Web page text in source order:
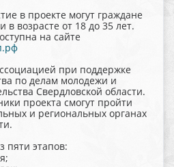
в проекте могут граждане
в возрасте от 18 до 35 лет.
на сайте
при поддержке
по делам молодежи и
Свердловской области.
проекта смогут пройти
и региональных органах
пяти этапов: